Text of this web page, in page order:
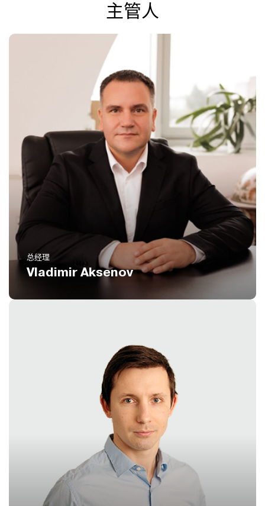
+7 (499) 677 64 84
申请电话
申请表
进入个人中心
RU
主管人
总经理
Vladimir Aksenov
电话
8 800 551 51 47
8 800 551 51 47
d1@icustoms.ru